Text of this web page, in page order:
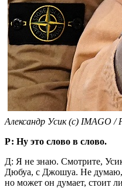
Александр Усик (с) IMAGO /
Р: Ну это слово в слово.
Д: Я не знаю. Смотрите,
Дюбуа, с Джошуа. Не думаю,
но может он думает, стоит